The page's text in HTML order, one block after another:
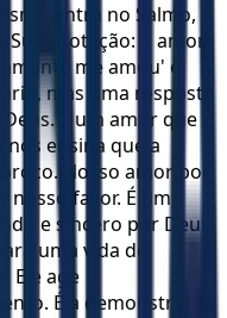
entra no Salmo,
proteção: o amor.
me amou' é
mas uma resposta
É um amor que
nos ensina que a
Nosso amor por
nosso favor. É um
e sincero por Deus,
uma vida de
Ele age
É a demonstração